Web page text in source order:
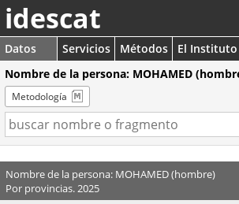
idescat
Datos Servicios Métodos
El Instituto
Nombre de la persona: MOHAMED
Metodología
Nombre de la persona: MOHAMED (hombre)
Por provincias. 2025